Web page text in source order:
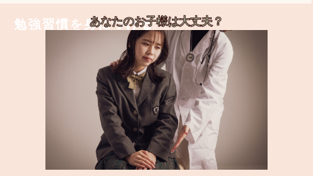
勉強習慣を身につける
あなたのお子様は大丈夫？